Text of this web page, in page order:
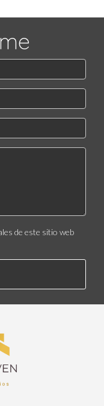
de este sitio web